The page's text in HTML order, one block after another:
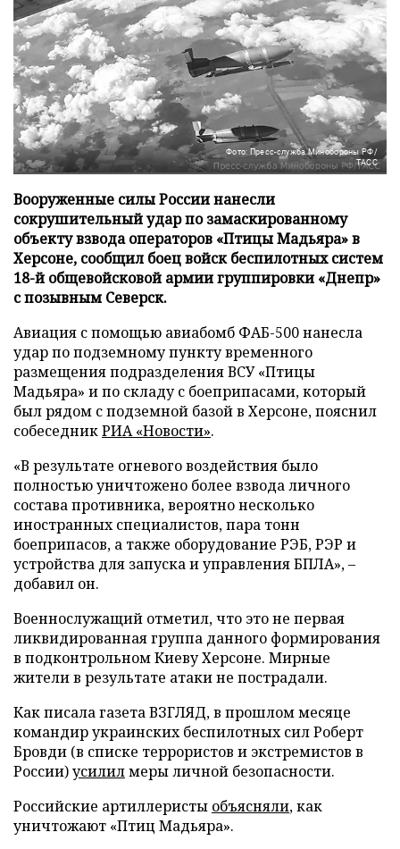
Фото: Пресс-служба Минобороны РФ/
ТАСС
Вооруженные силы России нанесли
сокрушительный удар по замаскированному
объекту взвода операторов «Птицы Мадьяра» в
Херсоне, сообщил боец войск беспилотных систем
18-й общевойсковой армии группировки «Днепр»
с позывным Северск.
Авиация с помощью авиабомб ФАБ-500 нанесла
удар по подземному пункту временного
размещения подразделения ВСУ «Птицы
Мадьяра» и по складу с боеприпасами, который
был рядом с подземной базой в Херсоне, пояснил
собеседникРИА «Новости».
«В результате огневого воздействия было
полностью уничтожено более взвода личного
состава противника, вероятно несколько
иностранных специалистов, пара тонн
боеприпасов, а также оборудование РЭБ, РЭР и
устройства для запуска и управления БПЛА», –
добавил он.
Военнослужащий отметил, что это не первая
ликвидированная группа данного формирования
в подконтрольном Киеву Херсоне. Мирные
жители в результате атаки не пострадали.
Как писала газета ВЗГЛЯД, в прошлом месяце
командир украинских беспилотных сил Роберт
Бровди (в списке террористов и экстремистов в
России)усилилмеры личной безопасности.
Российские артиллеристы объясняли, как
уничтожают «Птиц Мадьяра».